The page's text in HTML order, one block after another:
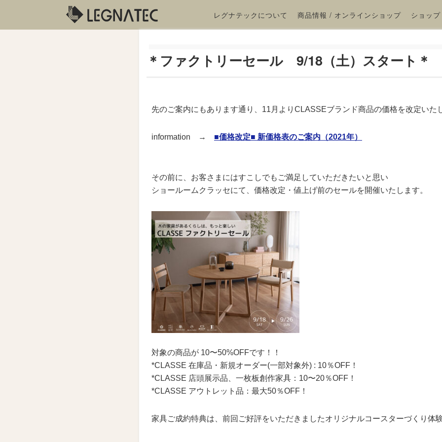
レグナテックについて 商品情報 / オンラインショップ ショップ
＊ファクトリーセール 9/18（土）スタート＊
先のご案内にもあります通り、11月よりCLASSEブランド商品の価格を改定いた
information → ■価格改定■ 新価格表のご案内（2021年）
その前に、お客さまにはすこしでもご満足していただきたいと思い
ショールームクラッセにて、価格改定・値上げ前のセールを開催いたします。
対象の商品が 10〜50%OFFです！！
*CLASSE 在庫品・新規オーダー(一部対象外) : 10％OFF！
*CLASSE 店頭展示品、一枚板創作家具：10〜20％OFF！
*CLASSE アウトレット品：最大50％OFF！
家具ご成約特典は、前回ご好評をいただきましたオリジナルコースターづくり体